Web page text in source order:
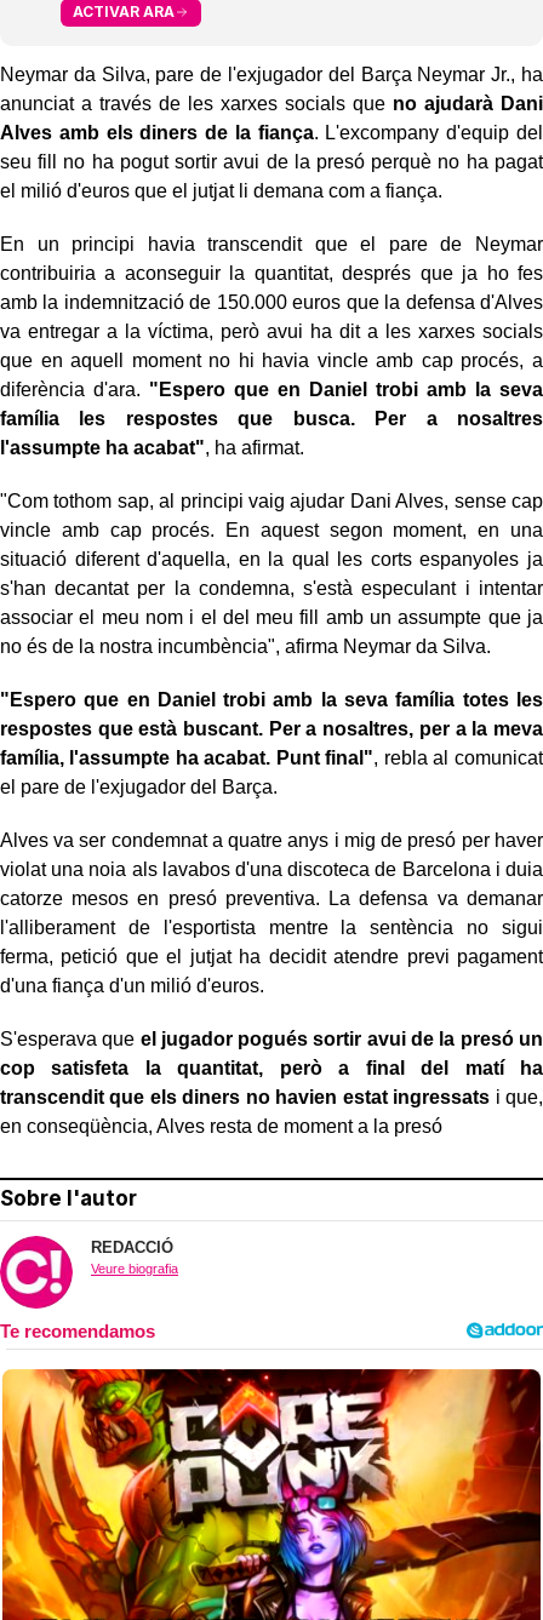
ACTIVAR ARA
Neymar da Silva, pare de l'exjugador del Barça Neymar Jr., ha
anunciat a través de les xarxes socials que no ajudarà Dani
Alves amb els diners de la fiança. L'excompany d'equip del
seu fill no ha pogut sortir avui de la presó perquè no ha pagat
el milió d'euros que el jutjat li demana com a fiança.
En un principi havia transcendit que el pare de Neymar
contribuiria a aconseguir la quantitat, després que ja ho fes
amb la indemnització de 150.000 euros que la defensa d'Alves
va entregar a la víctima, però avui ha dit a les xarxes socials
que en aquell moment no hi havia vincle amb cap procés, a
diferència d'ara. "Espero que en Daniel trobi amb la seva
família les respostes que busca. Per a nosaltres
l'assumpte ha acabat", ha afirmat.
"Com tothom sap, al principi vaig ajudar Dani Alves, sense cap
vincle amb cap procés. En aquest segon moment, en una
situació diferent d'aquella, en la qual les corts espanyoles ja
s'han decantat per la condemna, s'està especulant i intentar
associar el meu nom i el del meu fill amb un assumpte que ja
no és de la nostra incumbència", afirma Neymar da Silva.
"Espero que en Daniel trobi amb la seva família totes les
respostes que està buscant. Per a nosaltres, per a la meva
família, l'assumpte ha acabat. Punt final", rebla al comunicat
el pare de l'exjugador del Barça.
Alves va ser condemnat a quatre anys i mig de presó per haver
violat una noia als lavabos d'una discoteca de Barcelona i duia
catorze mesos en presó preventiva. La defensa va demanar
l'alliberament de l'esportista mentre la sentència no sigui
ferma, petició que el jutjat ha decidit atendre previ pagament
d'una fiança d'un milió d'euros.
S'esperava que el jugador pogués sortir avui de la presó un
cop satisfeta la quantitat, però a final del matí ha
transcendit que els diners no havien estat ingressats i que,
en conseqüència, Alves resta de moment a la presó
Sobre l'autor
REDACCIÓ
Veure biografia